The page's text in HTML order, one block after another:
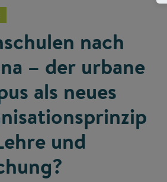
nach
– der urbane
als neues
und